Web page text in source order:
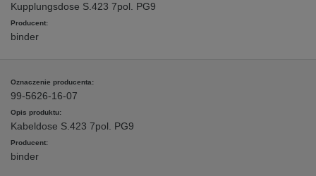
Kupplungsdose S.423 7pol. PG9
binder
99-5626-16-07
Kabeldose S.423 7pol. PG9
binder